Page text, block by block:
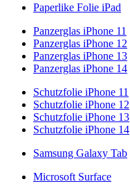
Paperlike Folie iPad
Panzerglas iPhone 11
Panzerglas iPhone 12
Panzerglas iPhone 13
Panzerglas iPhone 14
Schutzfolie iPhone 11
Schutzfolie iPhone 12
Schutzfolie iPhone 13
Schutzfolie iPhone 14
Samsung Galaxy Tab
Microsoft Surface